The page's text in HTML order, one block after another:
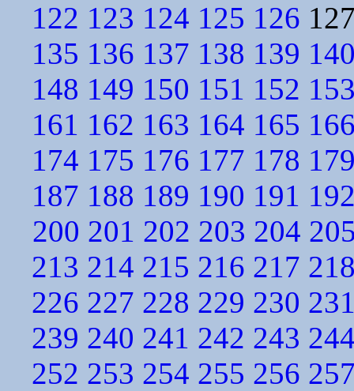
122 123 124 125 126
135 136 137 138 139
148 149 150 151 152
161 162 163 164 165
174 175 176 177 178
187 188 189 190 191
200 201 202 203 204
213 214 215 216 217
226 227 228 229 230
239 240 241 242 243
252 253 254 255 256